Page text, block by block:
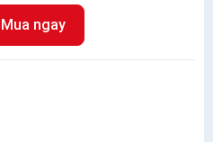
Mua ngay